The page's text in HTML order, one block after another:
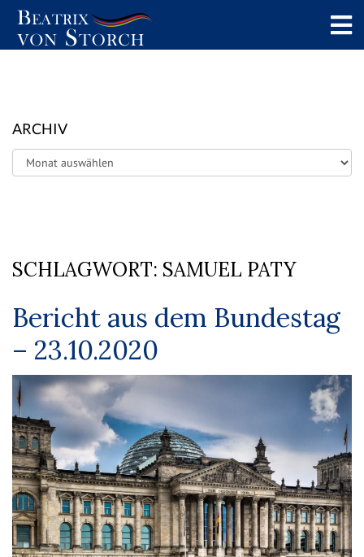
ARCHIV
Archiv
SCHLAGWORT: SAMUEL PATY
Bericht aus dem Bundestag
– 23.10.2020